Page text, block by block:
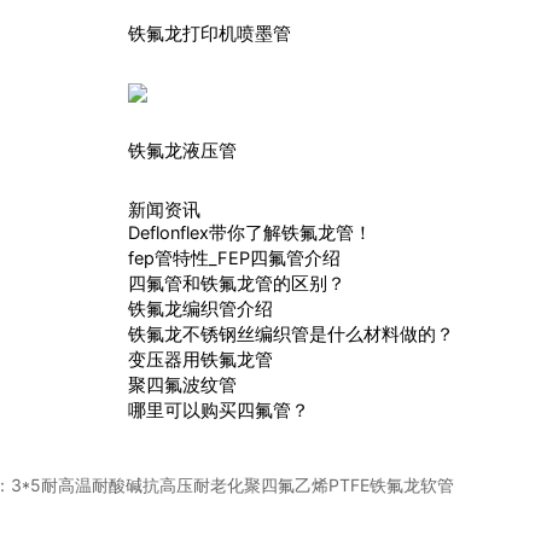
铁氟龙打印机喷墨管
铁氟龙液压管
新闻资讯
Deflonflex带你了解铁氟龙管！
fep管特性_FEP四氟管介绍
四氟管和铁氟龙管的区别？
铁氟龙编织管介绍
铁氟龙不锈钢丝编织管是什么材料做的？
变压器用铁氟龙管
聚四氟波纹管
哪里可以购买四氟管？
3*5耐高温耐酸碱抗高压耐老化聚四氟乙烯PTFE铁氟龙软管